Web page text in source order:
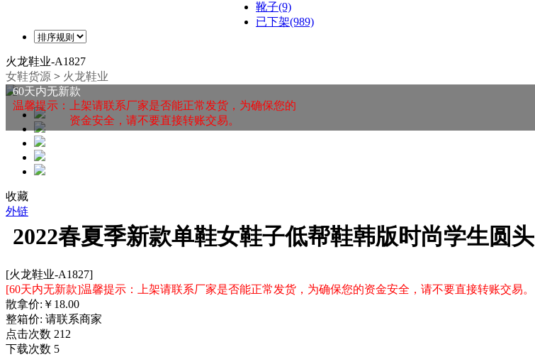
靴子(9)
已下架(989)
火龙鞋业-A1827
女鞋货源 > 火龙鞋业
60天内无新款
温馨提示：上架请联系厂家是否能正常发货，为确保您的
资金安全，请不要直接转账交易。
收藏
外链
2022春夏季新款单鞋女鞋子低帮鞋韩版时尚学生圆头
[火龙鞋业-A1827]
[60天内无新款]温馨提示：上架请联系厂家是否能正常发货，为确保您的资金安全，请不要直接转账交易。
散拿价: ￥ 18.00
整箱价: 请联系商家
点击次数 212
下载次数 5